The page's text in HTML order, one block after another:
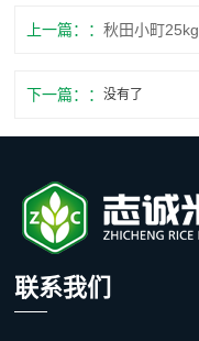
上一篇： 秋田小町25kg
下一篇： 没有了
联系我们